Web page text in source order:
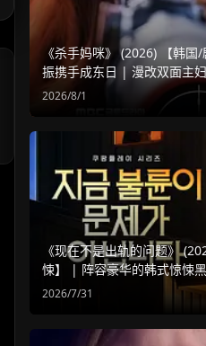
《杀手妈咪》 (2026) 【韩
振携手成东日 | 漫改双面主
2026/8/1
《现在不是出轨的问题》
悚】 | 阵容豪华的韩式惊悚
赵汝贞强强联手
2026/7/31